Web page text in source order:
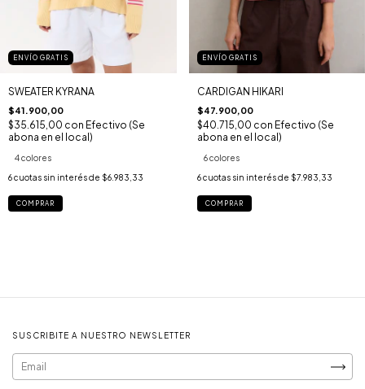
ENVÍO GRATIS
SWEATER KYRANA
$41.900,00
$35.615,00 con Efectivo (Se
abona en el local)
4 colores
6cuotas sin interés de $6.983,33
COMPRAR
ENVÍO GRATIS
CARDIGAN HIKARI
$47.900,00
$40.715,00 con Efectivo (Se
abona en el local)
6 colores
6 cuotas sin interés de $7.983,33
COMPRAR
SUSCRIBITE A NUESTRO NEWSLETTER